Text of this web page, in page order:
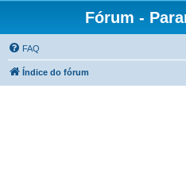
Fórum -
FAQ
Índice do fórum